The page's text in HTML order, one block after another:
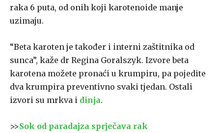
raka 6 puta, od onih koji karotenoide manje
uzimaju.
“Beta karoten je također i interni zaštitnika od
sunca”, kaže dr Regina Goralszyk. Izvore beta
karotena možete pronaći u krumpiru, pa pojedite
dva krumpira preventivno svaki tjedan. Ostali
izvori su mrkva i dinja.
>>Sok od paradajza sprječava rak